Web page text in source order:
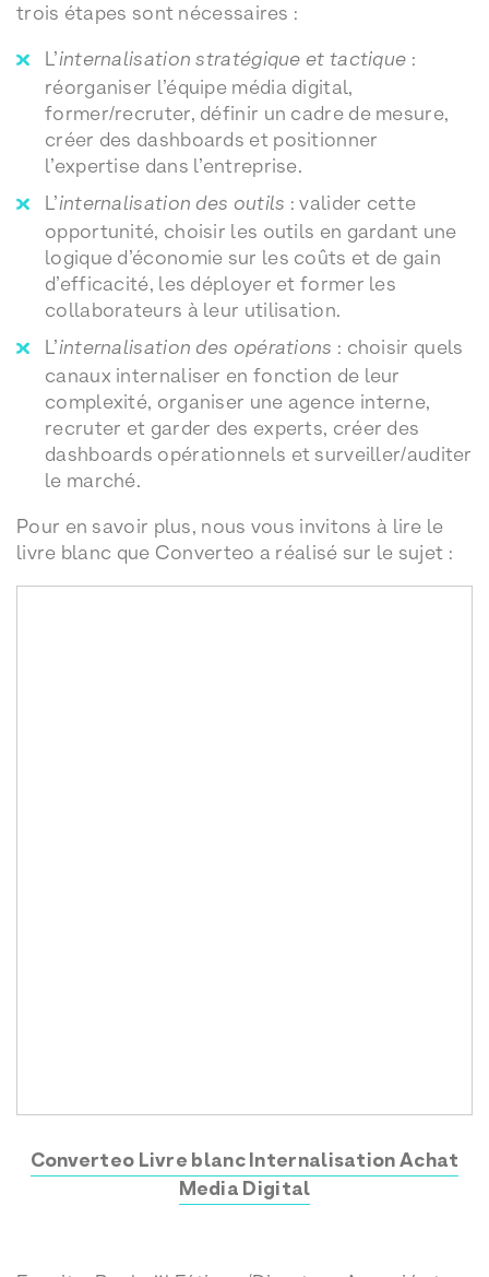
trois étapes sont nécessaires :
L’internalisation stratégique et tactique :
réorganiser l’équipe média digital,
former/recruter, définir un cadre de mesure,
créer des dashboards et positionner
l’expertise dans l’entreprise.
L’internalisation des outils : valider cette
opportunité, choisir les outils en gardant une
logique d’économie sur les coûts et de gain
d’efficacité, les déployer et former les
collaborateurs à leur utilisation.
L’internalisation des opérations : choisir quels
canaux internaliser en fonction de leur
complexité, organiser une agence interne,
recruter et garder des experts, créer des
dashboards opérationnels et surveiller/auditer
le marché.
Pour en savoir plus, nous vous invitons à lire le
livre blanc que Converteo a réalisé sur le sujet :
Converteo Livre blanc Internalisation Achat
Media Digital